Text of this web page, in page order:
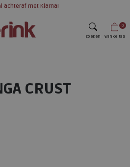
achteraf met Klarna!
zoeken
0
Winkeltas
CRUST